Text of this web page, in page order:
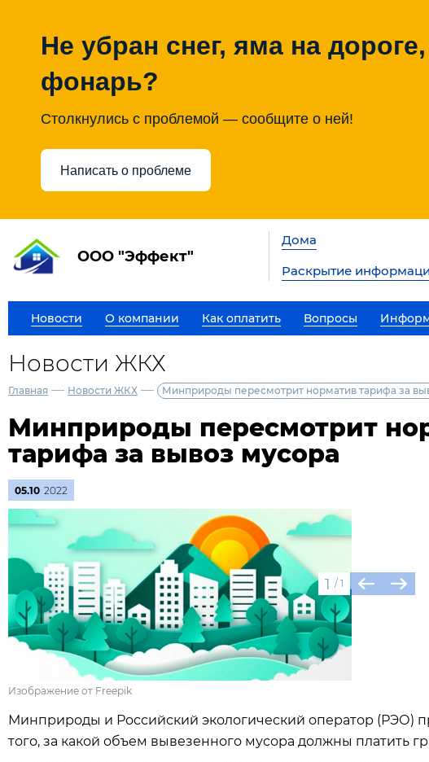
Не убран снег, яма на
фонарь?
Столкнулись с проблемой — сообщите о ней!
Написать о проблеме
ООО "Эффект"
Дома
Раскрытие
Новости О компании Как оплатить Вопросы
Новости ЖКХ
Главная — Новости ЖКХ — Минприроды пересмотрит норматив тарифа за
Минприроды пересмотрит
тарифа за вывоз мусора
05.10 2022
1 / 1
Изображение от Freepik
Минприроды и Российский экологический оператор (РЭО)
того, за какой объем вывезенного мусора должны платить